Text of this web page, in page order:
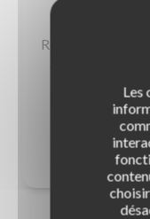
Retrouvez tout
école pour
pratiques, les
Les